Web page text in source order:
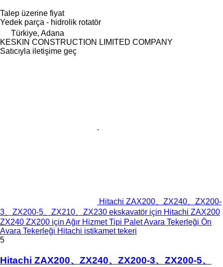
Talep üzerine fiyat
Yedek parça - hidrolik rotatör
Türkiye, Adana
KESKIN CONSTRUCTION LIMITED COMPANY
Satıcıyla iletişime geç
Hitachi ZAX200、ZX240、ZX200-
3、ZX200-5、ZX210、ZX230 ekskavatör için Hitachi ZAX200
ZX240 ZX200 için Ağır Hizmet Tipi Palet Avara Tekerleği Ön
Avara Tekerleği Hitachi istikamet tekeri
5
Hitachi ZAX200、ZX240、ZX200-3、ZX200-5、